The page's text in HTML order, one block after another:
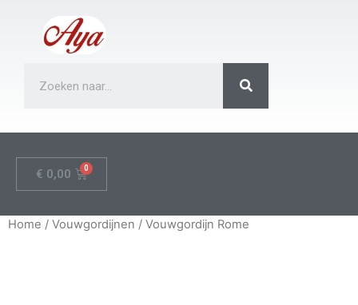
€ 0,00
Home / Vouwgordijnen / Vouwgordijn Rome